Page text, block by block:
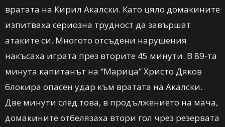
вратата на Кирил Акалски. Като цяло домакините
изпитваха сериозна трудност да завършат
атаките си. Многото отсъдени нарушения
накъсаха играта през вторите 45 минути. В 89-та
минута капитанът на “Марица” Христо Дяков
блокира опасен удар към вратата на Акалски.
Две минути след това, в продължението на мача,
домакините отбелязаха втори гол чрез резервата